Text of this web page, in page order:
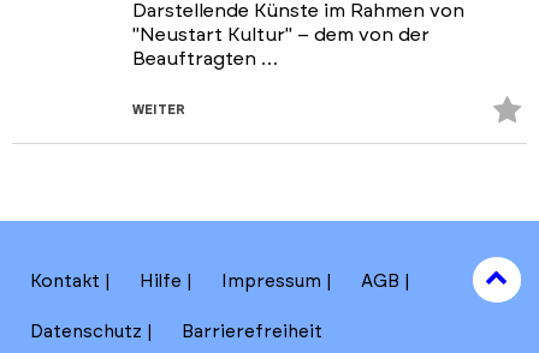
Darstellende Künste im Rahmen von
"Neustart Kultur" – dem von der
Beauftragten …
WEITER
Kontakt Hilfe Impressum AGB
Datenschutz Barrierefreiheit
to
top